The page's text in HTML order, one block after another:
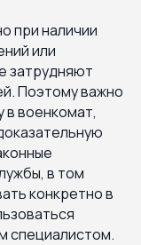
при наличии
или
затрудняют
Поэтому важно
в военкомат,
в том
конкретно в
специалистом.